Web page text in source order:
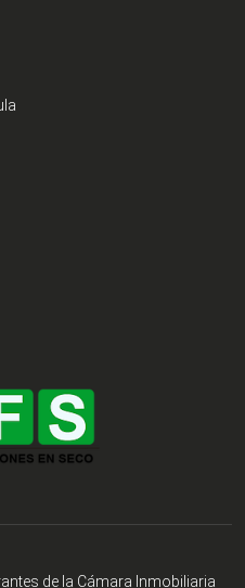
de la Cámara Inmobiliaria